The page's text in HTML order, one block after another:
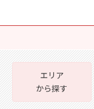
エリア
から探す